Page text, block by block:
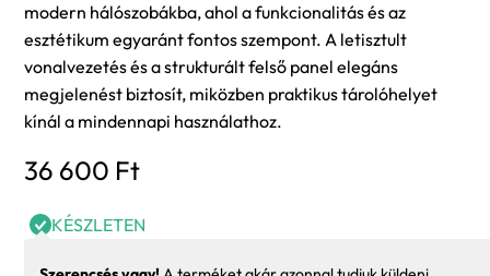
modern hálószobákba, ahol a funkcionalitás és az
esztétikum egyaránt fontos szempont. A letisztult
vonalvezetés és a strukturált felső panel elegáns
megjelenést biztosít, miközben praktikus tárolóhelyet
kínál a mindennapi használathoz.
36 600 Ft
KÉSZLETEN